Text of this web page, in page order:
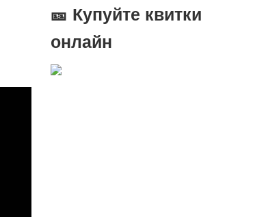
🎫 Купуйте квитки
онлайн